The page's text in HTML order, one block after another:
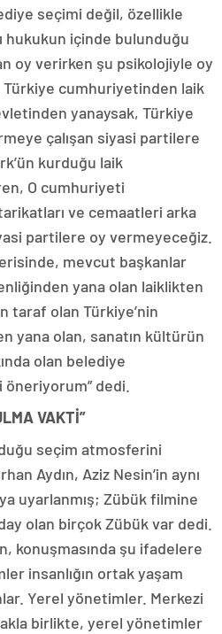
seçimi değil, özellikle
hukukun içinde bulunduğu
oy verirken şu psikolojiyle oy
cumhuriyetinden laik
yanaysak, Türkiye
çalışan siyasi partilere
kurduğu laik
O cumhuriyeti
ve cemaatleri arka
partilere oy vermeyeceğiz.
mevcut başkanlar
yana olan laiklikten
taraf olan Türkiye’nin
yana olan, sanatın kültürün
olan belediye
dedi.
VAKTİ”
seçim atmosferini
Aydın, Aziz Nesin’in aynı
uyarlanmış; Zübük filmine
olan birçok Zübük var dedi.
konuşmasında şu ifadelere
insanlığın ortak yaşam
Yerel yönetimler. Merkezi
birlikte, yerel yönetimler